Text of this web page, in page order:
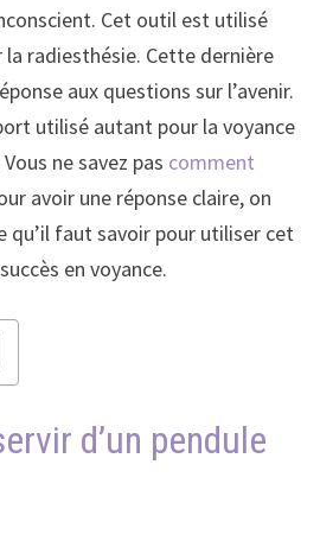
Cet outil est utilisé
la radiesthésie. Cette dernière
aux questions sur l’avenir.
utilisé autant pour la voyance
ne savez pas comment
avoir une réponse claire, on
qu’il faut savoir pour utiliser cet
en voyance.
d’un pendule